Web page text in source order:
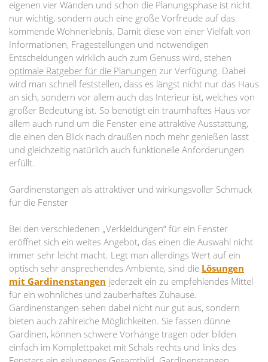
eigenen vier Wänden und schon die Planungsphase ist nicht
nur wichtig, sondern auch eine große Vorfreude auf das
kommende Wohnerlebnis. Damit diese von einer Vielfalt von
Informationen, Fragestellungen und notwendigen
Entscheidungen wirklich auch zum Genuss wird, stehen
optimale Ratgeber für die Planungen zur Verfügung. Dabei
wird man schnell feststellen, dass es längst nicht nur das Haus
an sich, sondern vor allem auch das Interieur ist, welches von
großer Bedeutung ist. So benötigt ein traumhaftes Haus vor
allem auch rund um die Fenster eine attraktive Ausstattung,
die einen den Blick nach draußen noch mehr genießen lässt
und gleichzeitig natürlich auch funktionelle Anforderungen
erfüllt.
Gardinenstangen als attraktiver und wirkungsvoller Schmuck
für die Fenster
Bei den verschiedenen „Verkleidungen“ für ein Fenster
eröffnet sich ein weites Angebot, das einen die Auswahl nicht
immer sehr leicht macht. Legt man allerdings Wert auf ein
optisch sehr ansprechendes Ambiente, sind die Lösungen
mit Gardinenstangen jederzeit ein zu empfehlendes Mittel
für ein wohnliches und zauberhaftes Zuhause.
Gardinenstangen sehen dabei nicht nur gut aus, sondern
bieten auch zahlreiche Möglichkeiten. Sie fassen dünne
Gardinen, können schwere Vorhänge tragen oder bilden
einfach im Komplettpaket mit Schals rechts und links des